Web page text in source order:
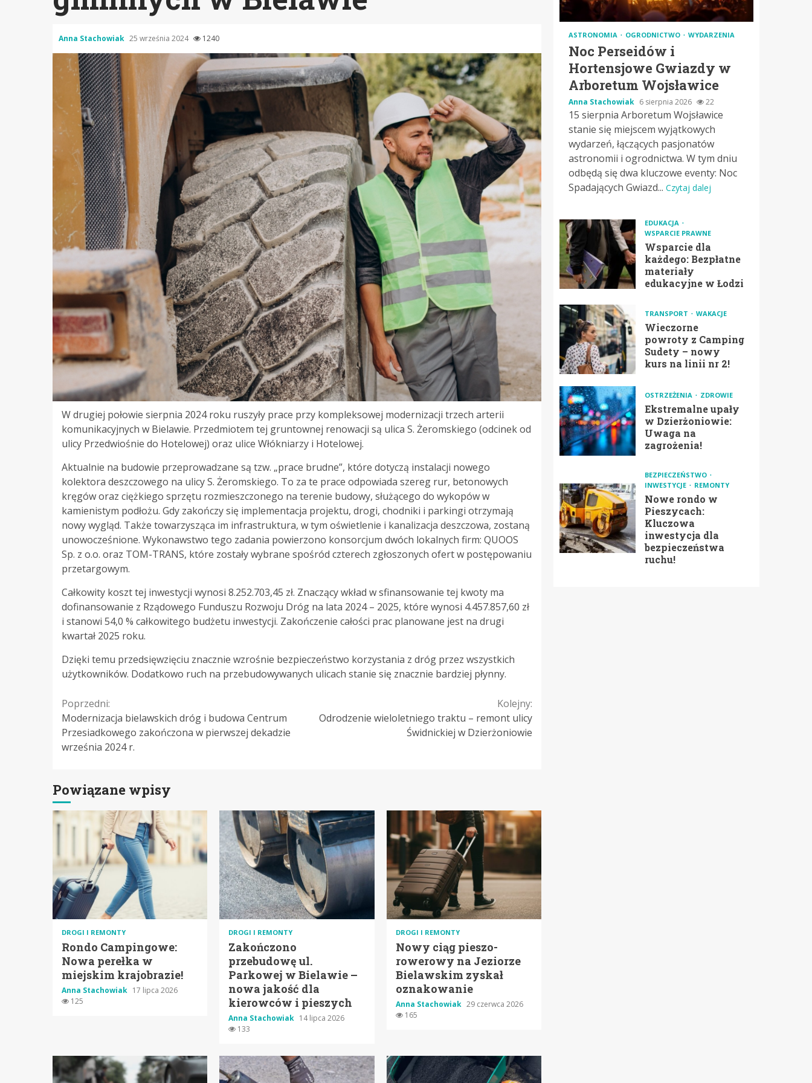
Anna Stachowiak 25 września 2024 1240
W drugiej połowie sierpnia 2024 roku ruszyły prace przy kompleksowej modernizacji trzech arterii
komunikacyjnych w Bielawie. Przedmiotem tej gruntownej renowacji są ulica S. Żeromskiego (odcinek od
ulicy Przedwiośnie do Hotelowej) oraz ulice Włókniarzy i Hotelowej.
Aktualnie na budowie przeprowadzane są tzw. „prace brudne”, które dotyczą instalacji nowego
kolektora deszczowego na ulicy S. Żeromskiego. To za te prace odpowiada szereg rur, betonowych
kręgów oraz ciężkiego sprzętu rozmieszczonego na terenie budowy, służącego do wykopów w
kamienistym podłożu. Gdy zakończy się implementacja projektu, drogi, chodniki i parkingi otrzymają
nowy wygląd. Także towarzysząca im infrastruktura, w tym oświetlenie i kanalizacja deszczowa, zostaną
unowocześnione. Wykonawstwo tego zadania powierzono konsorcjum dwóch lokalnych firm: QUOOS
Sp. z o.o. oraz TOM-TRANS, które zostały wybrane spośród czterech zgłoszonych ofert w postępowaniu
przetargowym.
Całkowity koszt tej inwestycji wynosi 8.252.703,45 zł. Znaczący wkład w sfinansowanie tej kwoty ma
dofinansowanie z Rządowego Funduszu Rozwoju Dróg na lata 2024 – 2025, które wynosi 4.457.857,60 zł
i stanowi 54,0 % całkowitego budżetu inwestycji. Zakończenie całości prac planowane jest na drugi
kwartał 2025 roku.
Dzięki temu przedsięwzięciu znacznie wzrośnie bezpieczeństwo korzystania z dróg przez wszystkich
użytkowników. Dodatkowo ruch na przebudowywanych ulicach stanie się znacznie bardziej płynny.
Continue
Reading
Poprzedni:
Modernizacja bielawskich dróg i budowa Centrum
Przesiadkowego zakończona w pierwszej dekadzie
września 2024 r.
Kolejny:
Odrodzenie wieloletniego traktu – remont ulicy
Świdnickiej w Dzierżoniowie
Powiązane wpisy
DROGI I REMONTY
Rondo Campingowe:
Nowa perełka w
miejskim krajobrazie!
Anna Stachowiak 17 lipca 2026
125
DROGI I REMONTY
Zakończono
przebudowę ul.
Parkowej w Bielawie –
nowa jakość dla
kierowców i pieszych
Anna Stachowiak 14 lipca 2026
133
DROGI I REMONTY
Nowy ciąg pieszo-
rowerowy na Jeziorze
Bielawskim zyskał
oznakowanie
Anna Stachowiak 29 czerwca 2026
165
ASTRONOMIA OGRODNICTWO WYDARZENIA
Noc Perseidów i
Hortensjowe Gwiazdy w
Arboretum Wojsławice
Anna Stachowiak 6 sierpnia 2026 22
15 sierpnia Arboretum Wojsławice
stanie się miejscem wyjątkowych
wydarzeń, łączących pasjonatów
astronomii i ogrodnictwa. W tym dniu
odbędą się dwa kluczowe eventy: Noc
Spadających Gwiazd... Czytaj dalej
EDUKACJA
WSPARCIE PRAWNE
Wsparcie dla
każdego: Bezpłatne
materiały
edukacyjne w Łodzi
TRANSPORT WAKACJE
Wieczorne
powroty z Camping
Sudety – nowy
kurs na linii nr 2!
OSTRZEŻENIA ZDROWIE
Ekstremalne upały
w Dzierżoniowie:
Uwaga na
zagrożenia!
BEZPIECZEŃSTWO
INWESTYCJE
REMONTY
Nowe rondo w
Pieszycach:
Kluczowa
inwestycja dla
bezpieczeństwa
ruchu!